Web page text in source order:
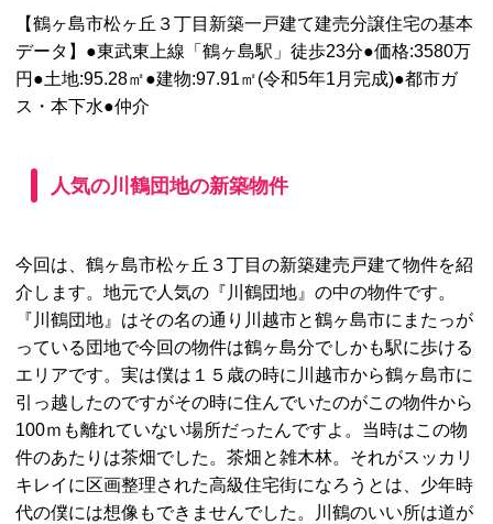
【鶴ヶ島市松ヶ丘３丁目新築一戸建て建売分譲住宅の基本
データ】●東武東上線「鶴ヶ島駅」徒歩23分●価格:3580万
円●土地:95.28㎡●建物:97.91㎡(令和5年1月完成)●都市ガ
ス・本下水●仲介
人気の川鶴団地の新築物件
今回は、鶴ヶ島市松ヶ丘３丁目の新築建売戸建て物件を紹
介します。地元で人気の『川鶴団地』の中の物件です。
『川鶴団地』はその名の通り川越市と鶴ヶ島市にまたっが
っている団地で今回の物件は鶴ヶ島分でしかも駅に歩ける
エリアです。実は僕は１５歳の時に川越市から鶴ヶ島市に
引っ越したのですがその時に住んでいたのがこの物件から
100ｍも離れていない場所だったんですよ。当時はこの物
件のあたりは茶畑でした。茶畑と雑木林。それがスッカリ
キレイに区画整理された高級住宅街になろうとは、少年時
代の僕には想像もできませんでした。川鶴のいい所は道が